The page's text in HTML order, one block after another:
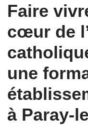
Faire
cœur de
une
à Paray-